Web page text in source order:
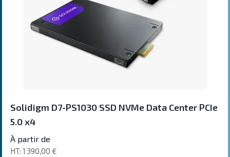
Solidigm D7-PS1030 SSD NVMe Data Center PCIe
5.0 x4
À partir de
1 390,00 €